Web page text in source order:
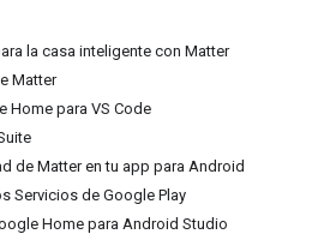
la casa inteligente con Matter
Matter
Home para VS Code
de Matter en tu app para Android
Servicios de Google Play
Home para Android Studio